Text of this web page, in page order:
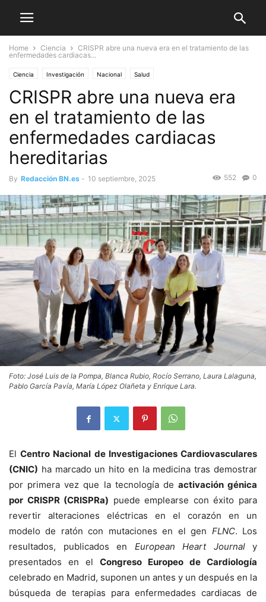
Home Ciencia
CRISPR abre una nueva era en el tratamiento de las
enfermedades cardiacas...
Ciencia Investigación Nacional Salud
CRISPR abre una nueva era
en el tratamiento de las
enfermedades cardiacas
hereditarias
By Redacción BN.es - 10 septiembre, 2025 0
552
Foto: José Luis de la Pompa, Blanca Rubio, Rocío Serrano, Laura Lalaguna,
Pablo García Pavía, María López Olañeta y Enrique Lara.
ElCentro Nacional de Investigaciones Cardiovasculares
(CNIC) ha marcado un hito en la medicina tras demostrar
por primera vez que la tecnología de activación génica
por CRISPR (CRISPRa) puede emplearse con éxito para
revertir alteraciones eléctricas en el corazón en un
modelo de ratón con mutaciones en el gen FLNC. Los
resultados, publicados en European Heart Journaly
presentados en el Congreso Europeo de Cardiología
celebrado en Madrid, suponen un antes y un después en la
búsqueda de terapias para enfermedades cardiacas de